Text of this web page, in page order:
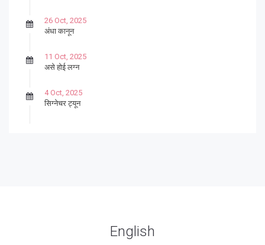
26 Oct, 2025
अंधा कानून
11 Oct, 2025
असे होई लग्न
4 Oct, 2025
सिग्नेचर ट्यून
English